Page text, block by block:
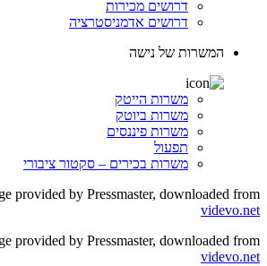
דרושים מכירות
דרושים אדמניסטרציה
המשרות של נישה
משרות הייטק
משרות ביוטק
משרות פיננסים
תפעול
משרות בכירים – סקטור ציבורי
provided by Pressmaster, downloaded from
videvo.net
provided by Pressmaster, downloaded from
videvo.net